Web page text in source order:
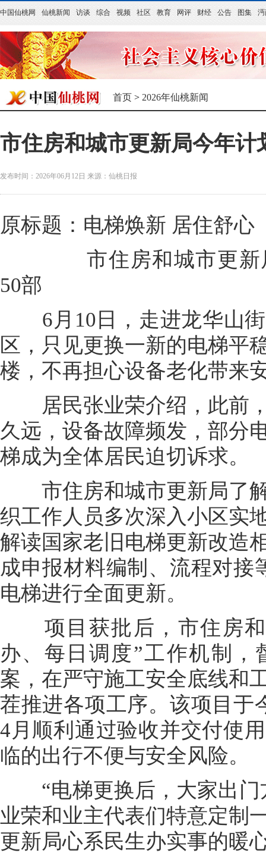
中国仙桃网 仙桃新闻 访谈 综合 视频 社区 教育 网评 财经 公告 图集
首页 > 2026年仙桃新闻
市住房和城市更新局今年计
发布时间：2026年06月12日 来源： 仙桃日报
原标题：电梯焕新 居住舒心
市住房和城市更新局
50部
6月10日，走进龙华山街
区，只见更换一新的电梯平
楼，不再担心设备老化带来
居民张业荣介绍，此前，
久远，设备故障频发，部分
梯成为全体居民迫切诉求。
市住房和城市更新局了解
织工作人员多次深入小区实
解读国家老旧电梯更新改造
成申报材料编制、流程对接
电梯进行全面更新。
项目获批后，市住房和
办、每日调度”工作机制
案，在严守施工安全底线和
茬推进各项工序。该项目于
4月顺利通过验收并交付使
临的出行不便与安全风险。
“电梯更换后，大家出门
业荣和业主代表们特意定制
更新局心系民生办实事的暖